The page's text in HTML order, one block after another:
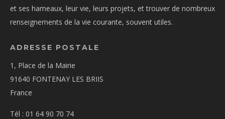
et ses hameaux, leur vie, leurs projets, et trouver de nombreux
renseignements de la vie courante, souvent utiles.
ADRESSE POSTALE
1, Place de la Mairie
91640 FONTENAY LES BRIIS
France
Tél : 01 64 90 70 74